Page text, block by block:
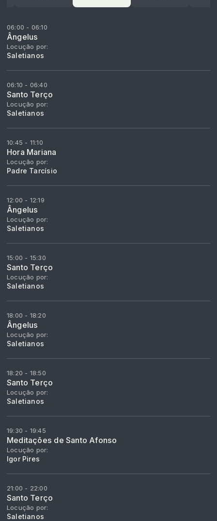
06:00 - 06:10
Ângelus
Locução por:
Saletianos
06:10 - 06:40
Santo Terço
Locução por:
Saletianos
10:45 - 11:10
Hora Mariana
Locução por:
Padre Tarcísio
12:00 - 12:19
Ângelus
Locução por:
Saletianos
15:00 - 15:30
Santo Terço
Locução por:
Saletianos
18:00 - 18:20
Ângelus
Locução por:
Saletianos
18:20 - 18:50
Santo Terço
Locução por:
Saletianos
19:30 - 19:45
Meditações de Santo Afonso
Locução por:
Igor Pires
21:00 - 22:00
Santo Terço
Locução por:
Saletianos